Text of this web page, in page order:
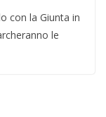
con la Giunta in
le